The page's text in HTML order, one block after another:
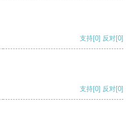
支持[0] 反对[0]
支持[0] 反对[0]